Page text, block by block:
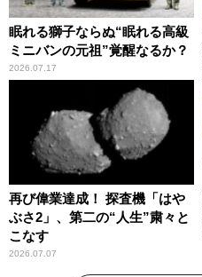
眠れる獅子ならぬ“眠れる高級
ミニバンの元祖”覚醒なるか？
2026.07.17
再び偉業達成！ 探査機「はや
ぶさ2」、第二の“人生”粛々と
こなす
2026.07.07